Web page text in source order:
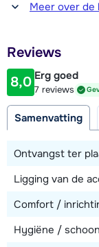
Afstand tot winkel(s)
3 kilometer
3 kilometer
Afstand tot piste
300 meter
Meer over de
Reviews
8,0 Erg goed
7 reviews
Samenvatting
Ontvangst ter
Ligging van de
Comfort /
Hygiëne /